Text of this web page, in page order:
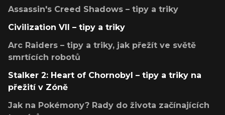
Assassin's Creed Shadows – tipy a triky
Civilization VII – tipy a triky
Arc Raiders – tipy a triky, jak přežít ve světě
smrtících robotů
Stalker 2: Heart of Chornobyl – tipy a triky na
přežití v Zóně
Jak na Pokémony? Rady do života začínajících